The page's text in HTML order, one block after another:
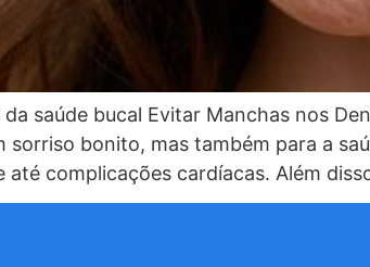
saúde bucal Evitar Manchas nos
sorriso bonito, mas também para a
até complicações cardíacas. Além